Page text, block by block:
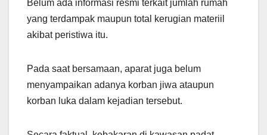
Belum ada informasi resmi terkait jumlah rumah
yang terdampak maupun total kerugian materiil
akibat peristiwa itu.
Pada saat bersamaan, aparat juga belum
menyampaikan adanya korban jiwa ataupun
korban luka dalam kejadian tersebut.